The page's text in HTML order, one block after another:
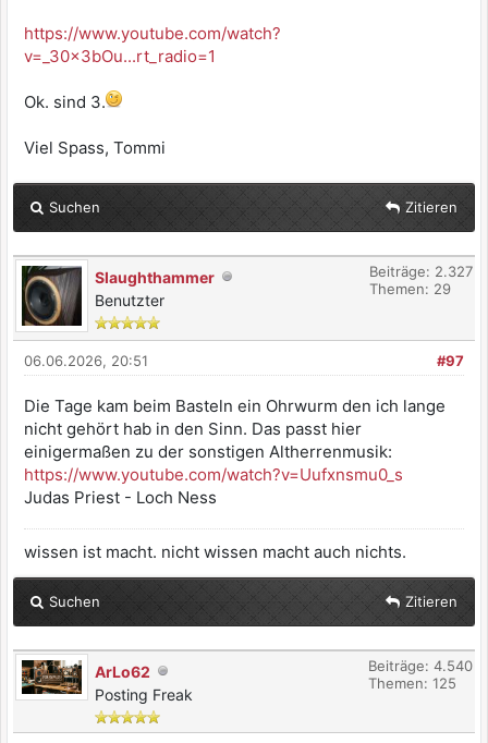
https://www.youtube.com/watch?
v=_30x3bOu...rt_radio=1
Ok. sind 3.
Viel Spass, Tommi
Suchen Zitieren
Slaughthammer
Benutzter
Beiträge: 2.327
Themen: 29
#97
06.06.2026, 20:51
Die Tage kam beim Basteln ein Ohrwurm den ich lange
nicht gehört hab in den Sinn. Das passt hier
einigermaßen zu der sonstigen Altherrenmusik:
https://www.youtube.com/watch?v=Uufxnsmu0_s
Judas Priest - Loch Ness
wissen ist macht. nicht wissen macht auch nichts.
Suchen Zitieren
ArLo62
Posting Freak
Beiträge: 4.540
Themen: 125